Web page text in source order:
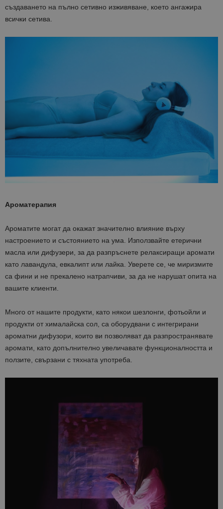
създаването на пълно сетивно изживяване, което ангажира
всички сетива.
Ароматерапия
Ароматите могат да окажат значително влияние върху
настроението и състоянието на ума. Използвайте етерични
масла или дифузери, за да разпръснете релаксиращи аромати
като лавандула, евкалипт или лайка. Уверете се, че миризмите
са фини и не прекалено натрапчиви, за да не нарушат опита на
вашите клиенти.
Много от нашите продукти, като някои шезлонги, фотьойли и
продукти от хималайска сол, са оборудвани с интегрирани
ароматни дифузори, които ви позволяват да разпространявате
аромати, като допълнително увеличавате функционалността и
ползите, свързани с тяхната употреба.